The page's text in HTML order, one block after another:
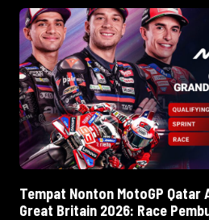
Tempat Nonton MotoGP Qatar
Great Britain 2026: Race